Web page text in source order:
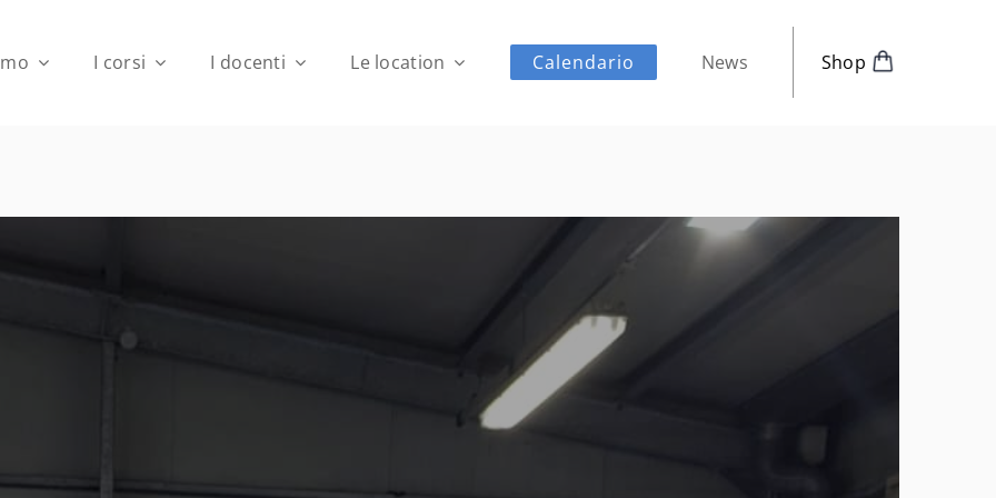
I corsi I docenti Le location Calendario News Shop